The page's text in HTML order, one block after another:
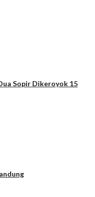
Sopir Dikeroyok 15